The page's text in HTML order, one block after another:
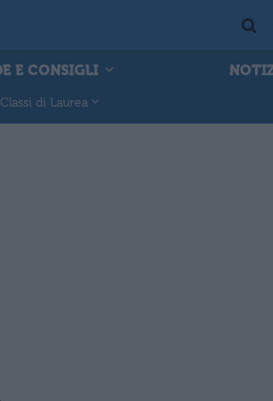
E CONSIGLI
Classi di Laurea